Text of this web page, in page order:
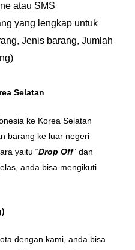
atau SMS
yang lengkap untuk
Jenis barang, Jumlah
Selatan
ke Korea Selatan
barang ke luar negeri
yaitu “Drop Off” dan
anda bisa mengikuti
dengan kami, anda bisa